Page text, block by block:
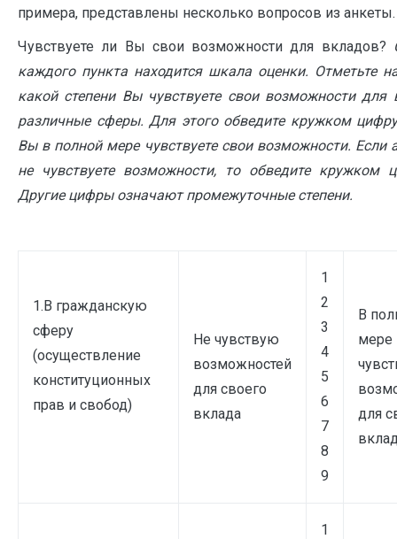
примера, представлены несколько вопросов из анкеты.
Чувствуете ли Вы свои возможности для вкладов?
каждого пункта находится шкала оценки. Отметьте
какой степени Вы чувствуете свои возможности для
различные сферы. Для этого обведите кружком
Вы в полной мере чувствуете свои возможности. Если
не чувствуете возможности, то обведите кружком
Другие цифры означают промежуточные степени.
1.В гражданскую
сферу
(осуществление
конституционных
прав и свобод)
Не чувствую
возможностей
для своего
вклада
1
2
3
4
5
6
7
8
9
В
мере
для
1